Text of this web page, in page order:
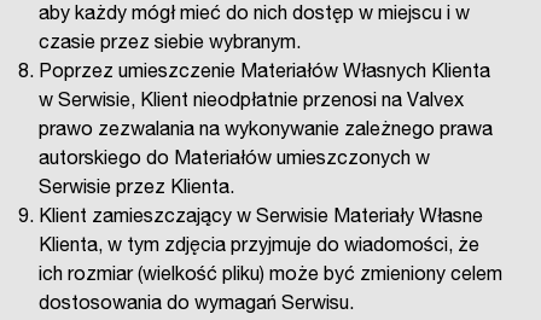
aby każdy mógł mieć do nich dostęp w miejscu i w
czasie przez siebie wybranym.
Poprzez umieszczenie Materiałów Własnych Klienta
w Serwisie, Klient nieodpłatnie przenosi na Valvex
prawo zezwalania na wykonywanie zależnego prawa
autorskiego do Materiałów umieszczonych w
Serwisie przez Klienta.
Klient zamieszczający w Serwisie Materiały Własne
Klienta, w tym zdjęcia przyjmuje do wiadomości, że
ich rozmiar (wielkość pliku) może być zmieniony celem
dostosowania do wymagań Serwisu.